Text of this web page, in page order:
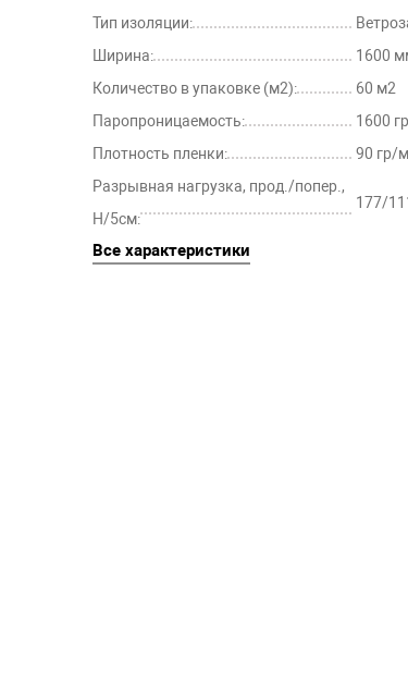
Тип изоляции:
Ширина:
1600
Количество в упаковке (м2):
60 м2
Паропроницаемость:
1600
Плотность пленки:
90 гр/
Разрывная нагрузка, прод./попер.,
Н/5см:
177/
Все характеристики